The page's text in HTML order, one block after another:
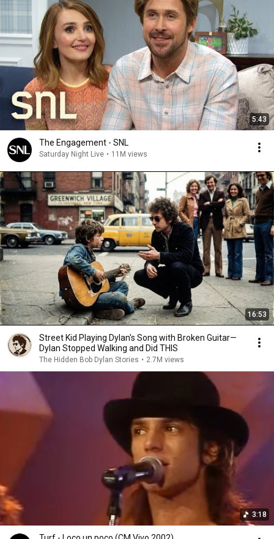
5:43
The Engagement - SNL
Saturday Night Live • 11M views
16:53
Street Kid Playing Dylan's Song with Broken Guitar—
Dylan Stopped Walking and Did THIS
The Hidden Bob Dylan Stories • 2.7M views
3:18